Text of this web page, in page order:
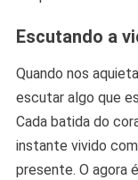
Escutando a
Quando nos
escutar algo que
Cada batida do
instante vivido
presente. O agora